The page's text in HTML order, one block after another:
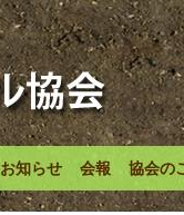
お知らせ 会報 協会の